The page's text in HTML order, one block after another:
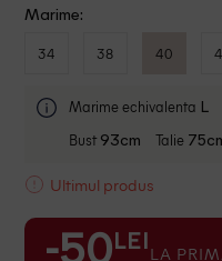
Marime:
34 38 40
Marime echivalenta L
Bust 93cm Talie
Ultimul produs
LEI LA